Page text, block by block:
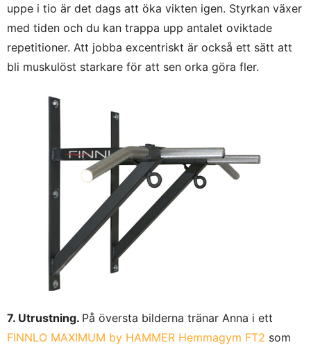
uppe i tio är det dags att öka vikten igen. Styrkan växer
med tiden och du kan trappa upp antalet oviktade
repetitioner. Att jobba excentriskt är också ett sätt att
bli muskulöst starkare för att sen orka göra fler.
7. Utrustning. På översta bilderna tränar Anna i ett
FINNLO MAXIMUM by HAMMER Hemmagym FT2 som